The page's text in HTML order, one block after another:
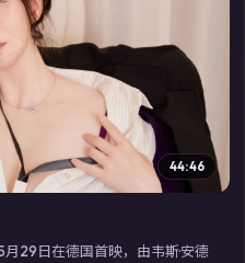
44:46
29日在德国首映，由韦斯·安德